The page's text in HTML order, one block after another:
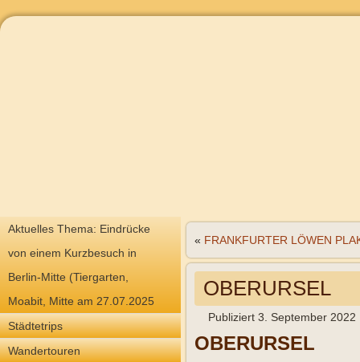
Aktuelles Thema: Eindrücke
von einem Kurzbesuch in
Berlin-Mitte (Tiergarten,
Moabit, Mitte am 27.07.2025
Städtetrips
Wandertouren
« FRANKFURTER LÖWEN
OBERURSEL
Publiziert 3. September 2022
OBERURSEL